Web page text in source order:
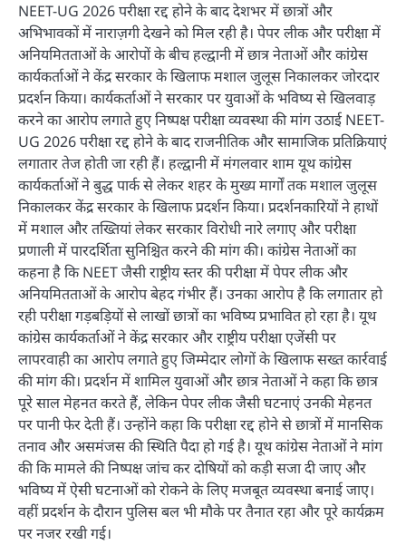
NEET-UG 2026 परीक्षा रद्द होने के बाद देशभर में छात्रों और
अभिभावकों में नाराज़गी देखने को मिल रही है। पेपर लीक और परीक्षा में
अनियमितताओं के आरोपों के बीच हल्द्वानी में छात्र नेताओं और कांग्रेस
कार्यकर्ताओं ने केंद्र सरकार के खिलाफ मशाल जुलूस निकालकर जोरदार
प्रदर्शन किया। कार्यकर्ताओं ने सरकार पर युवाओं के भविष्य से खिलवाड़
करने का आरोप लगाते हुए निष्पक्ष परीक्षा व्यवस्था की मांग उठाई NEET-
UG 2026 परीक्षा रद्द होने के बाद राजनीतिक और सामाजिक प्रतिक्रियाएं
लगातार तेज होती जा रही हैं। हल्द्वानी में मंगलवार शाम यूथ कांग्रेस
कार्यकर्ताओं ने बुद्ध पार्क से लेकर शहर के मुख्य मार्गों तक मशाल जुलूस
निकालकर केंद्र सरकार के खिलाफ प्रदर्शन किया। प्रदर्शनकारियों ने हाथों
में मशाल और तख्तियां लेकर सरकार विरोधी नारे लगाए और परीक्षा
प्रणाली में पारदर्शिता सुनिश्चित करने की मांग की। कांग्रेस नेताओं का
कहना है कि NEET जैसी राष्ट्रीय स्तर की परीक्षा में पेपर लीक और
अनियमितताओं के आरोप बेहद गंभीर हैं। उनका आरोप है कि लगातार हो
रही परीक्षा गड़बड़ियों से लाखों छात्रों का भविष्य प्रभावित हो रहा है। यूथ
कांग्रेस कार्यकर्ताओं ने केंद्र सरकार और राष्ट्रीय परीक्षा एजेंसी पर
लापरवाही का आरोप लगाते हुए जिम्मेदार लोगों के खिलाफ सख्त कार्रवाई
की मांग की। प्रदर्शन में शामिल युवाओं और छात्र नेताओं ने कहा कि छात्र
पूरे साल मेहनत करते हैं, लेकिन पेपर लीक जैसी घटनाएं उनकी मेहनत
पर पानी फेर देती हैं। उन्होंने कहा कि परीक्षा रद्द होने से छात्रों में मानसिक
तनाव और असमंजस की स्थिति पैदा हो गई है। यूथ कांग्रेस नेताओं ने मांग
की कि मामले की निष्पक्ष जांच कर दोषियों को कड़ी सजा दी जाए और
भविष्य में ऐसी घटनाओं को रोकने के लिए मजबूत व्यवस्था बनाई जाए।
वहीं प्रदर्शन के दौरान पुलिस बल भी मौके पर तैनात रहा और पूरे कार्यक्रम
पर नजर रखी गई।